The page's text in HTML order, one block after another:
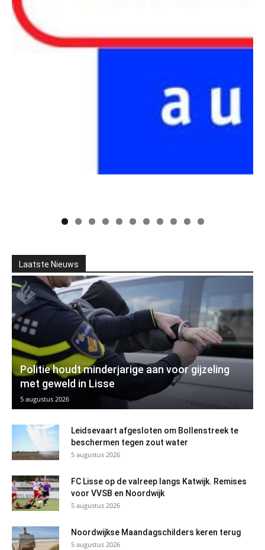
Laatste Nieuws
Politie houdt minderjarige aan voor gijzeling
met geweld in Lisse
5 augustus 2026
Leidsevaart afgesloten om Bollenstreek te
beschermen tegen zout water
5 augustus 2026
FC Lisse op de valreep langs Katwijk. Remises
voor VVSB en Noordwijk
5 augustus 2026
Noordwijkse Maandagschilders keren terug
5 augustus 2026